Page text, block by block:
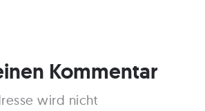
Kommentar
wird nicht